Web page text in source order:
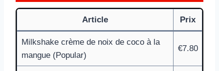
Article Prix
Milkshake crème de noix de coco à la
mangue (Popular)
€7.80